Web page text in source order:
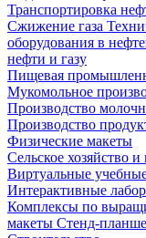
Транспортировка
Сжижение газа
оборудования в
нефти и газу
Пищевая
Мукомольное
Производство
Производство
Физические макеты
Сельское хозяйство и
Виртуальные
Интерактивные
Комплексы по
макеты Стенд-